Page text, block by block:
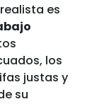
es
los
justas y
su